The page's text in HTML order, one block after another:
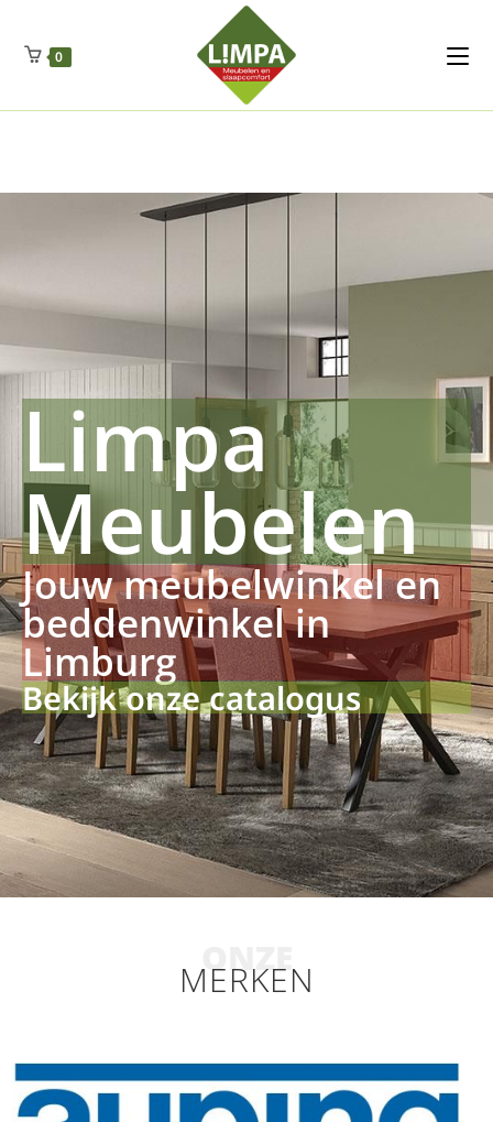
Regenschut
Drueckerpro
Fettsauren Dekemax Kapselmed
Luftkuhlen Zauberfan Netzfenste Insektensc
0
Limpa
Meubelen
Jouw meubelwinkel en
beddenwinkel in
Limburg
Bekijk onze catalogus
ONZE
MERKEN